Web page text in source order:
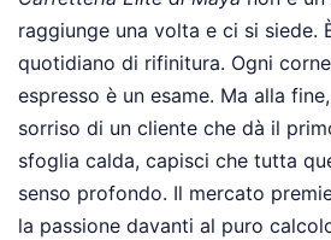
raggiunge una volta e ci si siede.
quotidiano di rifinitura. Ogni
espresso è un esame. Ma alla
sorriso di un cliente che dà il
sfoglia calda, capisci che tutta
senso profondo. Il mercato
la passione davanti al puro